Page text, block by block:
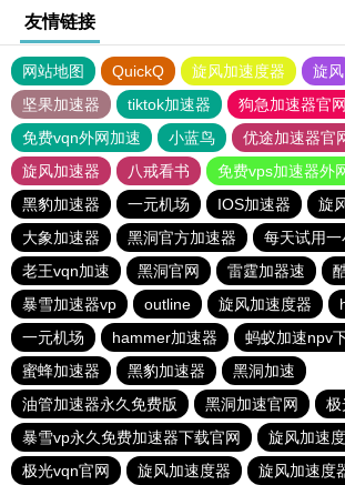
友情链接
网站地图 QuickQ 旋风加速度器 旋风
坚果加速器
tiktok加速器
狗急加速器官网
免费vqn外网加速
小蓝鸟 优途加速器官
旋风加速器
八戒看书
免费vps加速器外
黑豹加速器
一元机场 IOS加速器
旋
大象加速器
黑洞官方加速器
每天试用
老王vqn加速
黑洞官网 雷霆加器速
暴雪加速器vp
outline 旋风加速度器
一元机场
hammer加速器
蚂蚁加速npv
蜜蜂加速器
黑豹加速器
黑洞加速
油管加速器永久免费版
黑洞加速官网
极
暴雪vp永久免费加速器下载官网
旋风加速
极光vqn官网
旋风加速度器 旋风加速度